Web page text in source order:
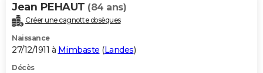
Jean PEHAUT (84 ans)
Créer une cagnotte obsèques
Naissance
27/12/1911 à Mimbaste (Landes)
Décès